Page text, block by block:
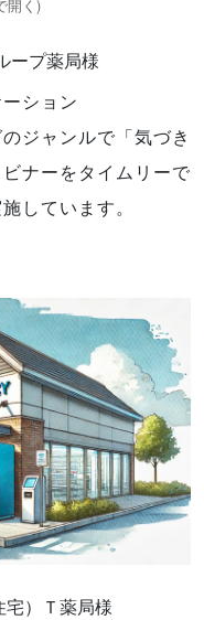
ープ薬局様
ション
ジャンルで「気づき
ナーをタイムリーで
しています。
宅）Ｔ薬局様